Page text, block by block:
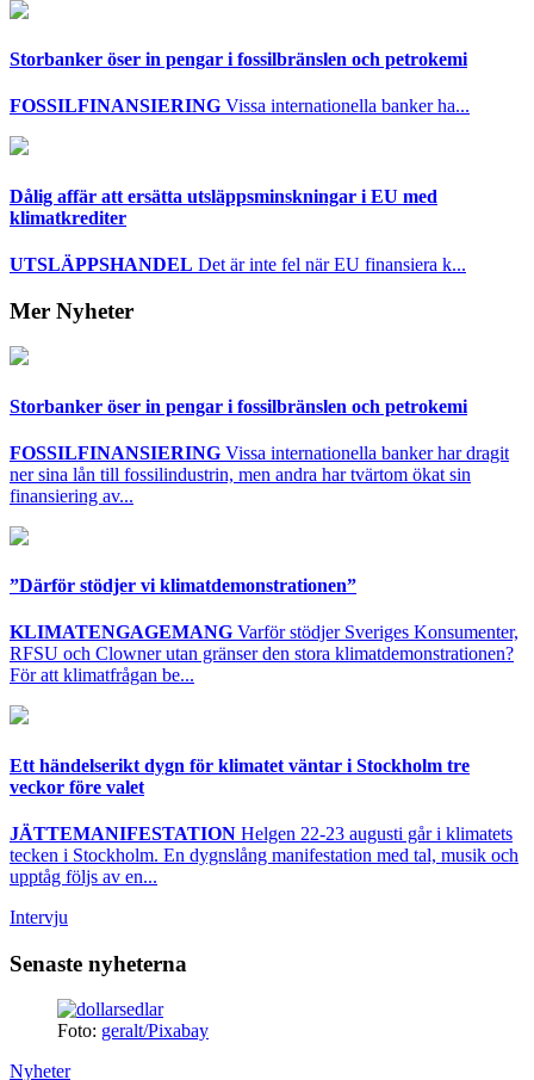
Storbanker öser in pengar i fossilbränslen och petrokemi
FOSSILFINANSIERING Vissa internationella banker ha...
Dålig affär att ersätta utsläppsminskningar i EU med
klimatkrediter
UTSLÄPPSHANDEL Det är inte fel när EU finansiera k...
Mer Nyheter
Storbanker öser in pengar i fossilbränslen och petrokemi
FOSSILFINANSIERING Vissa internationella banker har dragit
ner sina lån till fossilindustrin, men andra har tvärtom ökat sin
finansiering av...
”Därför stödjer vi klimatdemonstrationen”
KLIMATENGAGEMANG Varför stödjer Sveriges Konsumenter,
RFSU och Clowner utan gränser den stora klimatdemonstrationen?
För att klimatfrågan be...
Ett händelserikt dygn för klimatet väntar i Stockholm tre
veckor före valet
JÄTTEMANIFESTATION Helgen 22-23 augusti går i klimatets
tecken i Stockholm. En dygnslång manifestation med tal, musik och
upptåg följs av en...
Intervju
Senaste nyheterna
Foto: geralt/Pixabay
Nyheter